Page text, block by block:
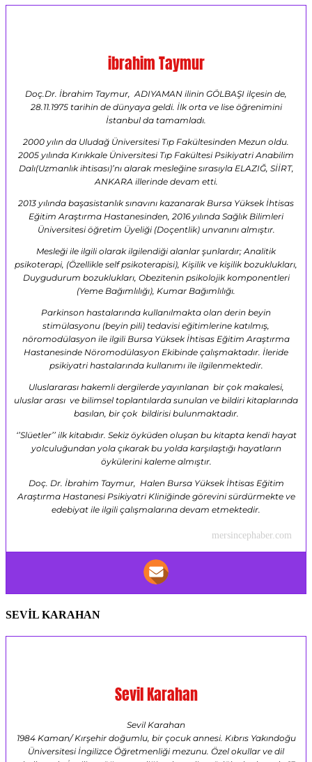
ibrahim Taymur
Doç.Dr. İbrahim Taymur, ADIYAMAN ilinin GÖLBAŞI ilçesin de,
28.11.1975 tarihin de dünyaya geldi. İlk orta ve lise öğrenimini
İstanbul da tamamladı.
2000 yılın da Uludağ Üniversitesi Tıp Fakültesinden Mezun oldu.
2005 yılında Kırıkkale Üniversitesi Tıp Fakültesi Psikiyatri Anabilim
Dalı(Uzmanlık ihtisası)’nı alarak mesleğine sırasıyla ELAZIĞ, SİİRT,
ANKARA illerinde devam etti.
2013 yılında başasistanlık sınavını kazanarak Bursa Yüksek İhtisas
Eğitim Araştırma Hastanesinden, 2016 yılında Sağlık Bilimleri
Üniversitesi öğretim Üyeliği (Doçentlik) unvanını almıştır.
Mesleği ile ilgili olarak ilgilendiği alanlar şunlardır; Analitik
psikoterapi, (Özellikle self psikoterapisi), Kişilik ve kişilik bozuklukları,
Duygudurum bozuklukları, Obezitenin psikolojik komponentleri
(Yeme Bağımlılığı), Kumar Bağımlılığı.
Parkinson hastalarında kullanılmakta olan derin beyin
stimülasyonu (beyin pili) tedavisi eğitimlerine katılmış,
nöromodülasyon ile ilgili Bursa Yüksek İhtisas Eğitim Araştırma
Hastanesinde Nöromodülasyon Ekibinde çalışmaktadır. İleride
psikiyatri hastalarında kullanımı ile ilgilenmektedir.
Uluslararası hakemli dergilerde yayınlanan bir çok makalesi,
uluslar arası ve bilimsel toplantılarda sunulan ve bildiri kitaplarında
basılan, bir çok bildirisi bulunmaktadır.
‘’Slüetler’’ ilk kitabıdır. Sekiz öyküden oluşan bu kitapta kendi hayat
yolculuğundan yola çıkarak bu yolda karşılaştığı hayatların
öykülerini kaleme almıştır.
Doç. Dr. İbrahim Taymur, Halen Bursa Yüksek İhtisas Eğitim
Araştırma Hastanesi Psikiyatri Kliniğinde görevini sürdürmekte ve
edebiyat ile ilgili çalışmalarına devam etmektedir.
mersincephaber.com
SEVİL KARAHAN
Sevil Karahan
Sevil Karahan
1984 Kaman/ Kırşehir doğumlu, bir çocuk annesi. Kıbrıs Yakındoğu
Üniversitesi İngilizce Öğretmenliği mezunu. Özel okullar ve dil